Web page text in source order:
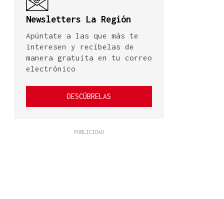
Newsletters La Región
Apúntate a las que más te
interesen y recíbelas de
manera gratuita en tu correo
electrónico
DESCÚBRELAS